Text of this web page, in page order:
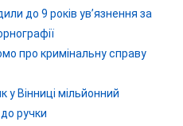
до 9 років ув’язнення за
про кримінальну справу
у Вінниці мільйонний
ручки